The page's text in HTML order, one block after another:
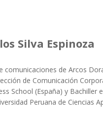
Silva Espinoza
comunicaciones de Arcos
de Comunicación
School (España) y Bachiller
Peruana de Ciencias